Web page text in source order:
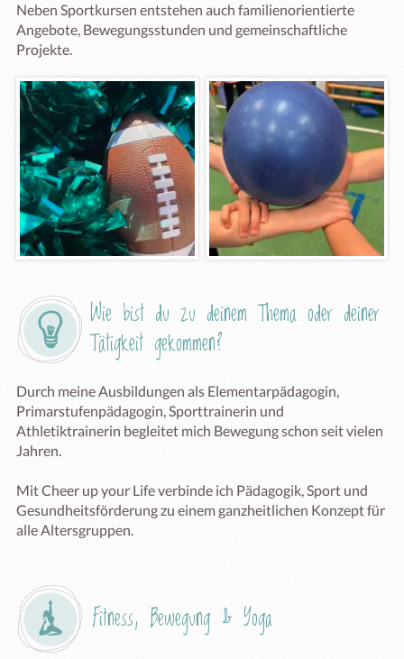
Neben Sportkursen entstehen auch familienorientierte
Angebote, Bewegungsstunden und gemeinschaftliche
Projekte.
Wie bist du zu deinem Thema oder deiner
Tätigkeit gekommen?
Durch meine Ausbildungen als Elementarpädagogin,
Primarstufenpädagogin, Sporttrainerin und
Athletiktrainerin begleitet mich Bewegung schon seit vielen
Jahren.
Mit Cheer up your Life verbinde ich Pädagogik, Sport und
Gesundheitsförderung zu einem ganzheitlichen Konzept für
alle Altersgruppen.
Fitness, Bewegung & Yoga